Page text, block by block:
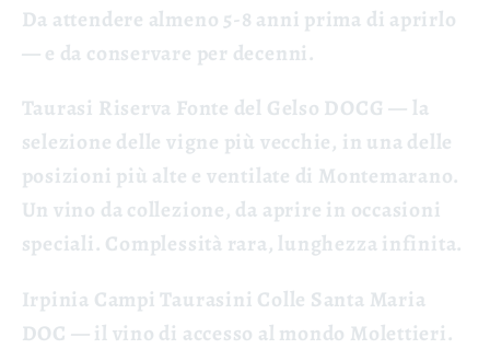
Da attendere almeno 5-8 anni prima di aprirlo
— e da conservare per decenni.
Taurasi Riserva Fonte del Gelso DOCG — la
selezione delle vigne più vecchie, in una delle
posizioni più alte e ventilate di Montemarano.
Un vino da collezione, da aprire in occasioni
speciali. Complessità rara, lunghezza infinita.
Irpinia Campi Taurasini Colle Santa Maria
DOC — il vino di accesso al mondo Molettieri.